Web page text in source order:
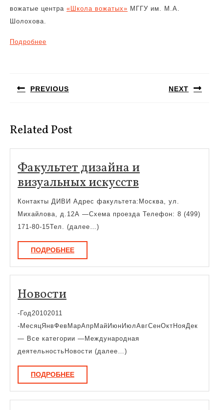
вожатые центра «Школа вожатых» МГГУ им. М.А.
Шолохова.
Подробнее
записям
PREVIOUS NEXT
Related Post
Факультет дизайна и
визуальных искусствФакультет
дизайна
и
Контакты ДИВИ Адрес факультета:Москва, ул.
Михайлова, д.12А —Схема проезда Телефон: 8 (499)
171-80-15Тел. (далее…)
ПОДРОБНЕЕПОДРОБНЕЕ
НовостиНовости
-Год20102011
-МесяцЯнвФевМарАпрМайИюнИюлАвгСенОктНояДек
— Все категории —Международная
деятельностьНовости (далее…)
ПОДРОБНЕЕПОДРОБНЕЕ